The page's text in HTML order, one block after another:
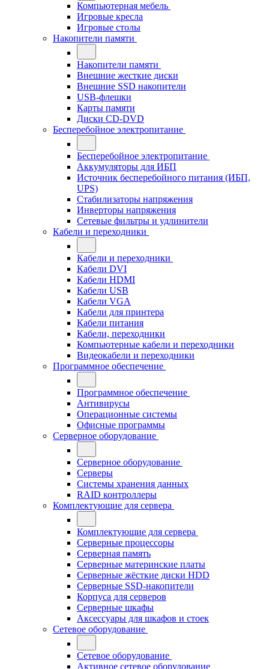
Компьютерная мебель
Игровые кресла
Игровые столы
Накопители памяти
Накопители памяти
Внешние жесткие диски
Внешние SSD накопители
USB-флешки
Карты памяти
Диски CD-DVD
Бесперебойное электропитание
Бесперебойное электропитание
Аккумуляторы для ИБП
Источник бесперебойного питания (ИБП,
UPS)
Стабилизаторы напряжения
Инверторы напряжения
Сетевые фильтры и удлинители
Кабели и переходники
Кабели и переходники
Кабели DVI
Кабели HDMI
Кабели USB
Кабели VGA
Кабели для принтера
Кабели питания
Кабели, переходники
Компьютерные кабели и переходники
Видеокабели и переходники
Программное обеспечение
Программное обеспечение
Антивирусы
Операционные системы
Офисные программы
Серверное оборудование
Серверное оборудование
Серверы
Системы хранения данных
RAID контроллеры
Комплектующие для сервера
Комплектующие для сервера
Серверные процессоры
Серверная память
Серверные материнские платы
Серверные жёсткие диски HDD
Серверные SSD-накопители
Корпуса для серверов
Серверные шкафы
Аксессуары для шкафов и стоек
Сетевое оборудование
Сетевое оборудование
Активное сетевое оборудование